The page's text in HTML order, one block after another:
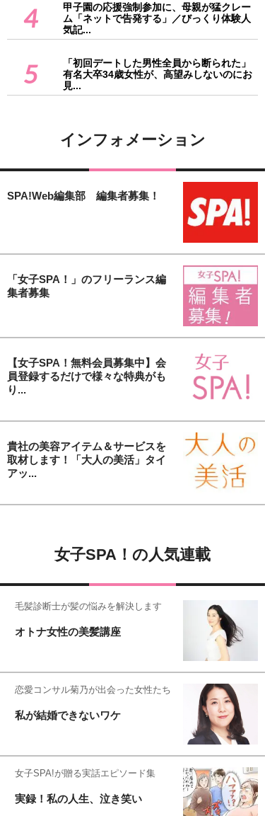
4
甲子園の応援強制参加に、母親が猛クレー
ム「ネットで告発する」／びっくり体験人
気記...
5
「初回デートした男性全員から断られた」
有名大卒34歳女性が、高望みしないのにお
見...
インフォメーション
SPA!Web編集部 編集者募集！
「女子SPA！」のフリーランス編
集者募集
【女子SPA！無料会員募集中】会
員登録するだけで様々な特典がも
り...
貴社の美容アイテム＆サービスを
取材します！「大人の美活」タイ
アッ...
女子SPA！の人気連載
毛髪診断士が髪の悩みを解決します
オトナ女性の美髪講座
恋愛コンサル菊乃が出会った女性たち
私が結婚できないワケ
女子SPA!が贈る実話エピソード集
実録！私の人生、泣き笑い